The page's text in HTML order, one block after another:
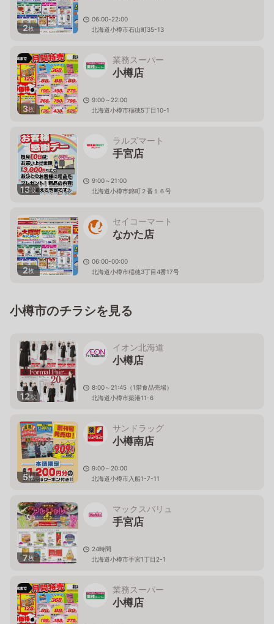
2枚
06:00-22:00
北海道小樽市石山町35-13
3枚
業務スーパー
小樽店
9:00～22:00
北海道小樽市稲穂5丁目10-1
13枚
ラルズマート
手宮店
9:00～21:00
北海道小樽市錦町２番１６号
2枚
セイコーマート
なかた店
06:00-00:00
北海道小樽市稲穂3丁目4番17号
小樽市のチラシを見る
12枚
イオン北海道
小樽店
8:00～21:45（1階食品売場）
北海道小樽市築港11-6
5枚
サンドラッグ
小樽南店
9:00～20:00
北海道小樽市入船1-7-11
7枚
マックスバリュ
手宮店
24時間
北海道小樽市手宮1丁目2-1
業務スーパー
小樽店